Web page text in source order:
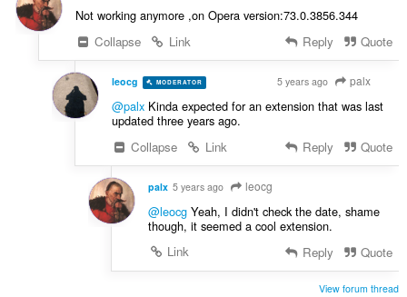
Not working anymore ,on Opera version:73.0.3856.344
Collapse
Link Reply Quote
leocg MODERATOR 5 years ago palx
@palxKinda expected for an extension that was last
updated three years ago.
Collapse
Link Reply Quote
palx 5 years ago leocg
@leocgYeah, I didn't check the date, shame
though, it seemed a cool extension.
Link
Reply Quote
View forum thread